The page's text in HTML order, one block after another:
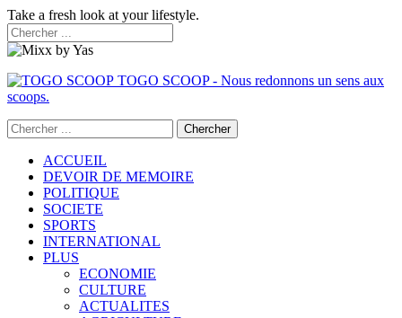
Take a fresh look at your lifestyle.
TOGO SCOOP - Nous redonnons un sens aux
scoops.
ACCUEIL
DEVOIR DE MEMOIRE
POLITIQUE
SOCIETE
SPORTS
INTERNATIONAL
PLUS
ECONOMIE
CULTURE
ACTUALITES